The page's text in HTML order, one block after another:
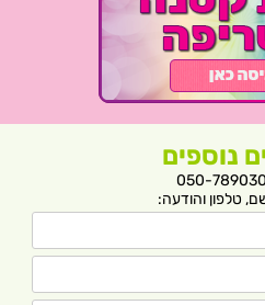
נוספים
טלפון והודעה: